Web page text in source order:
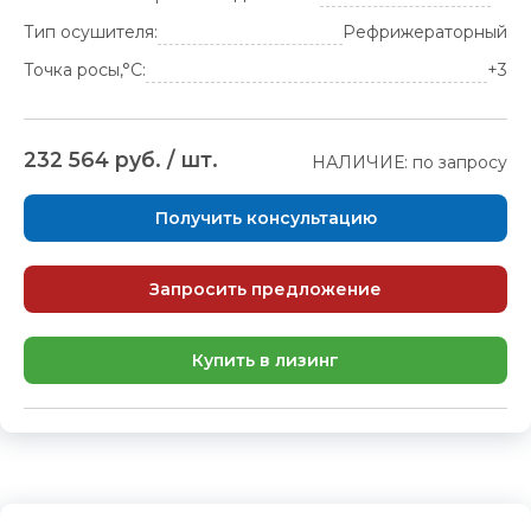
Тип осушителя:
Рефрижераторный
Точка росы,°С:
+3
232 564 руб. / шт. НАЛИЧИЕ: по запросу
Получить консультацию
Запросить предложение
Купить в лизинг